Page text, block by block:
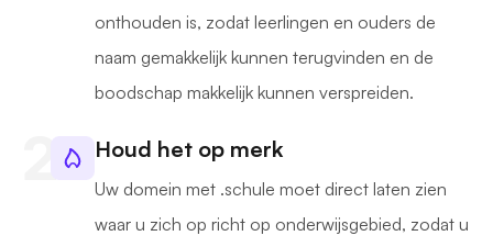
onthouden is, zodat leerlingen en ouders de
naam gemakkelijk kunnen terugvinden en de
boodschap makkelijk kunnen verspreiden.
Houd het op merk
Uw domein met .schule moet direct laten zien
waar u zich op richt op onderwijsgebied, zodat u